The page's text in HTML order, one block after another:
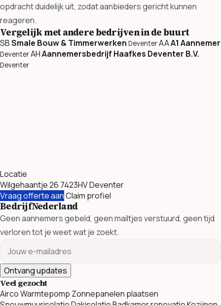
opdracht duidelijk uit, zodat aanbieders gericht kunnen
reageren.
Vergelijk met andere bedrijven in de buurt
SBSmale Bouw & Timmerwerken DeventerAAA1 Aannemer
DeventerAHAannemersbedrijf Haafkes Deventer B.V.
Deventer
Locatie
Wilgehaantje 26 7423HV Deventer
Vraag offerte aanClaim profiel
BedrijfNederland
Geen aannemers gebeld, geen mailtjes verstuurd, geen tijd
verloren tot je weet wat je zoekt.
Ontvang updates
Veel gezocht
AircoWarmtepomp Zonnepanelen plaatsen